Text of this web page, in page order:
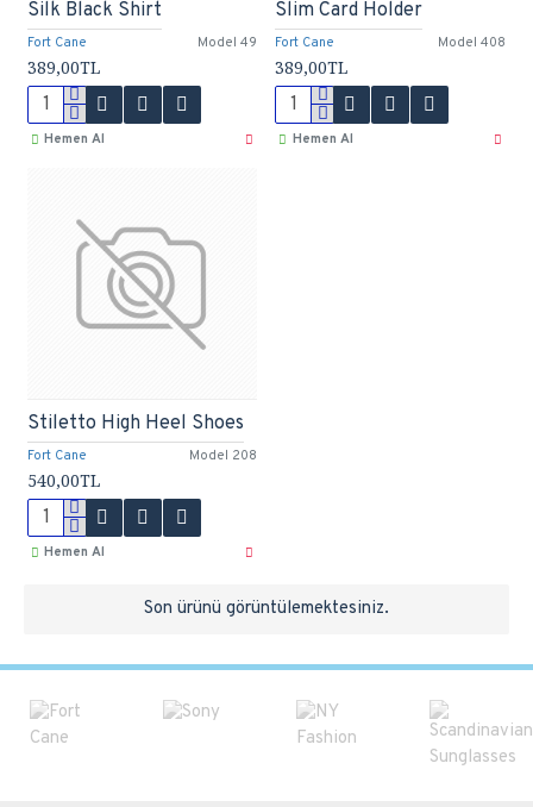
Fort Cane Model 49
Silk Black Shirt
389,00TL
Hemen Al
Fort Cane Model 408
Slim Card Holder
389,00TL
Hemen Al
Fort Cane Model 208
Stiletto High Heel Shoes
540,00TL
Hemen Al
Son ürünü görüntülemektesiniz.